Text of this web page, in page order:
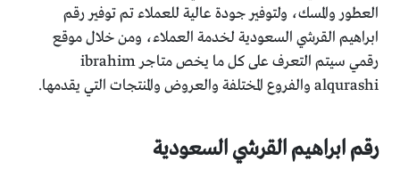
العطور والمسك، ولتوفير جودة عالية للعملاء تم توفير رقم
ابراهيم القرشي السعودية لخدمة العملاء، ومن خلال موقع
رقمي سيتم التعرف على كل ما يخص متاجر ibrahim
alqurashi والفروع المختلفة والعروض والمنتجات التي يقدمها.
رقم ابراهيم القرشي السعودية